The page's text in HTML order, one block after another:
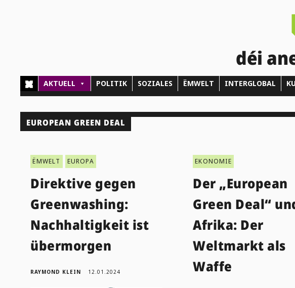
déi
AKTUELL POLITIK SOZIALES ËMWELT INTERGLOBAL
EUROPEAN GREEN DEAL
ËMWELT EUROPA
Direktive gegen
Greenwashing:
Nachhaltigkeit ist
übermorgen
RAYMOND KLEIN 12.01.2024
EKONOMIE
Der „European
Green Deal“
Afrika: Der
Weltmarkt als
Waffe